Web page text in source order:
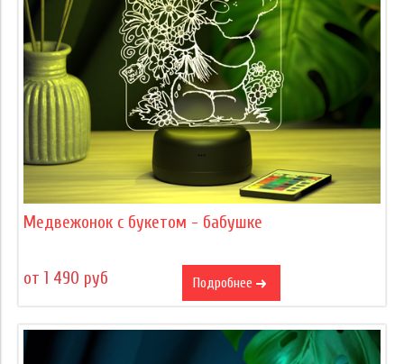
Медвежонок с букетом - бабушке
от 1 490 руб Подробнее